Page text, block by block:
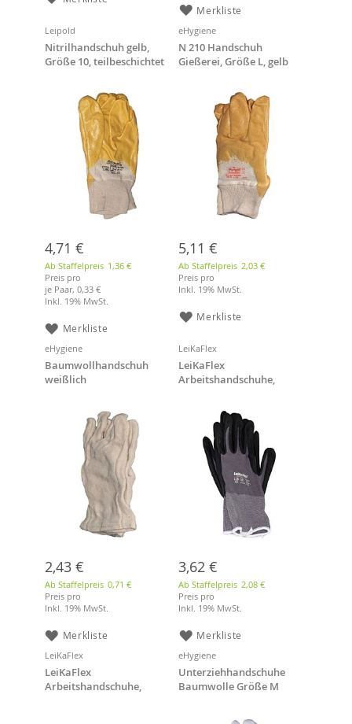
Merkliste
Leipold
Nitrilhandschuh gelb,
Größe 10, teilbeschichtet
4,71 €
Ab Staffelpreis 1,36 €
Preis pro
je Paar, 0,33 €
Inkl. 19% MwSt.
Merkliste
eHygiene
N 210 Handschuh
Gießerei, Größe L, gelb
5,11 €
Ab Staffelpreis 2,03 €
Preis pro
Inkl. 19% MwSt.
Merkliste
eHygiene
Baumwollhandschuh
weißlich
2,43 €
Ab Staffelpreis 0,71 €
Preis pro
Inkl. 19% MwSt.
Merkliste
LeiKaFlex
LeiKaFlex
Arbeitshandschuhe,
3,62 €
Ab Staffelpreis 2,08 €
Preis pro
Inkl. 19% MwSt.
Merkliste
LeiKaFlex
LeiKaFlex
Arbeitshandschuhe,
eHygiene
Unterziehhandschuhe
Baumwolle Größe M